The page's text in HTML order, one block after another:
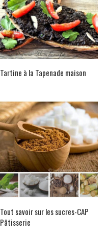
Tartine à la Tapenade maison
Tout savoir sur les sucres-CAP
Pâtisserie